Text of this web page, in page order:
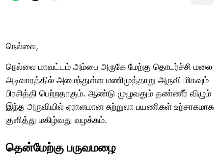
நெல்லை,
நெல்லை மாவட்டம் அம்பை அருகே மேற்கு தொடர்ச்சி மலை
அடிவாரத்தில் அமைந்துள்ள மணிமுத்தாறு அருவி மிகவும்
பிரசித்தி பெற்றதாகும். ஆண்டு முழுவதும் தண்ணீர் விழும்
இந்த அருவியில் ஏராளமான சுற்றுலா பயணிகள் உற்சாகமாக
குளித்து மகிழ்வது வழக்கம்.
தென்மேற்கு பருவமழை